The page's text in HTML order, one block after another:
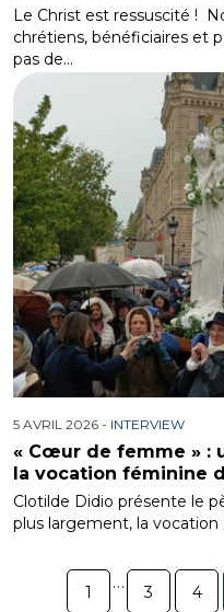
Le Christ est ressuscité !
chrétiens, bénéficiaires et
pas de…
5 AVRIL 2026 - INTERVIEW
« Cœur de femme » :
la vocation féminine
Clotilde Didio présente le
plus largement, la vocation
1 … 3 4